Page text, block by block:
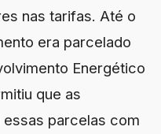
nas tarifas. Até o
era parcelado
Energético
que as
parcelas com